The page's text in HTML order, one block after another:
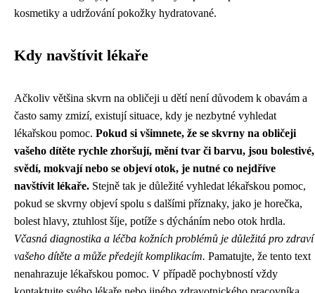
kosmetiky a udržování pokožky hydratované.
Kdy navštívit lékaře
Ačkoliv většina skvrn na obličeji u dětí není důvodem k obavám a
často samy zmizí, existují situace, kdy je nezbytné vyhledat
lékařskou pomoc. Pokud si všimnete, že se skvrny na obličeji
vašeho dítěte rychle zhoršují, mění tvar či barvu, jsou bolestivé,
svědí, mokvají nebo se objeví otok, je nutné co nejdříve
navštívit lékaře. Stejně tak je důležité vyhledat lékařskou pomoc,
pokud se skvrny objeví spolu s dalšími příznaky, jako je horečka,
bolest hlavy, ztuhlost šíje, potíže s dýcháním nebo otok hrdla.
Včasná diagnostika a léčba kožních problémů je důležitá pro zdraví
vašeho dítěte a může předejít komplikacím. Pamatujte, že tento text
nenahrazuje lékařskou pomoc. V případě pochybností vždy